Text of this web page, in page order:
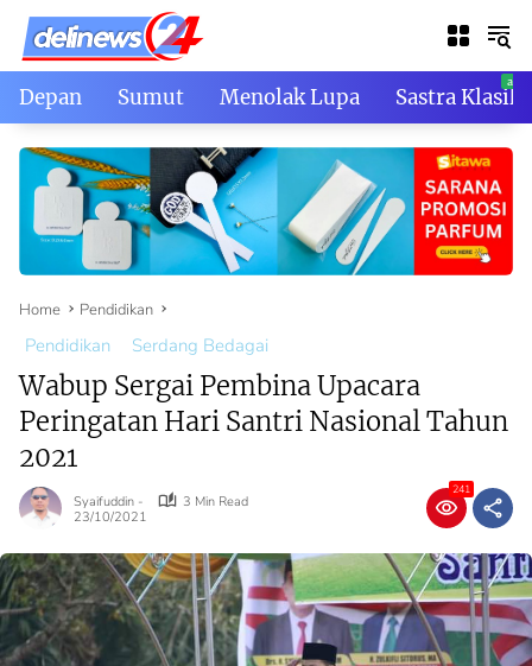
Skip
content
Depan Sumut Menolak Lupa Sastra Klasik
Home Pendidikan
Pendidikan Serdang Bedagai
Wabup Sergai Pembina Upacara
Peringatan Hari Santri Nasional Tahun
2021
Syaifuddin -
3 Min Read
23/10/2021
241